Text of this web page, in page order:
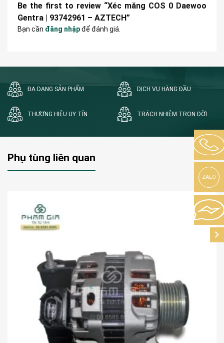
Be the first to review “Xéc măng COS 0 Daewoo
Gentra | 93742961 – AZTECH”
Bạn cần đăng nhậpđể đánh giá.
ĐA DẠNG SẢN PHẨM DỊCH VỤ HÀNG ĐẦU
THƯƠNG HIỆU UY TÍN TRÁCH NHIỆM TRỌN ĐỜI
Phụ tùng liên quan
ZALO